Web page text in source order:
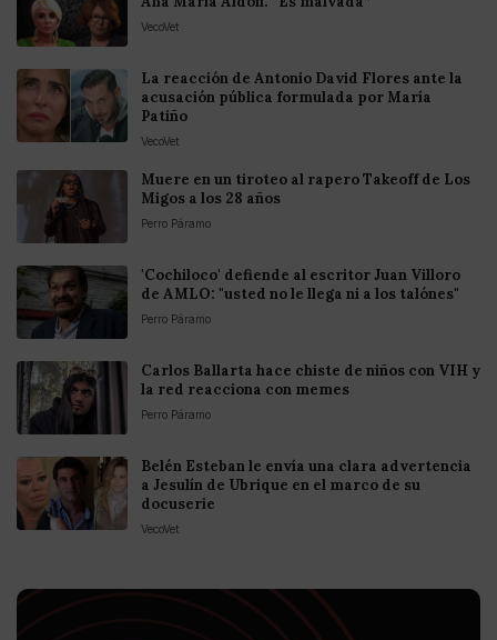
VecoVet
La reacción de Antonio David Flores ante la
acusación pública formulada por María
Patiño
VecoVet
Muere en un tiroteo al rapero Takeoff de Los
Migos a los 28 años
Perro Páramo
'Cochiloco' defiende al escritor Juan Villoro
de AMLO: "usted no le llega ni a los talónes"
Perro Páramo
Carlos Ballarta hace chiste de niños con VIH y
la red reacciona con memes
Perro Páramo
Belén Esteban le envía una clara advertencia
a Jesulín de Ubrique en el marco de su
docuserie
VecoVet